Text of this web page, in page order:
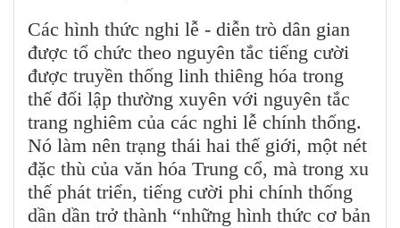
Các hình thức nghi lễ - diễn trò dân gian
được tổ chức theo nguyên tắc tiếng cười
được truyền thống linh thiêng hóa trong
thế đối lập thường xuyên với nguyên tắc
trang nghiêm của các nghi lễ chính thống.
Nó làm nên trạng thái hai thế giới, một nét
đặc thù của văn hóa Trung cổ, mà trong xu
thế phát triển, tiếng cười phi chính thống
dần dần trở thành “những hình thức cơ bản